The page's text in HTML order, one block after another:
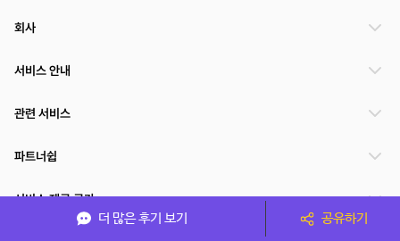
더 많은 후기 보기 공유하기
회사
서비스 안내
관련 서비스
파트너쉽
서비스 제공 국가